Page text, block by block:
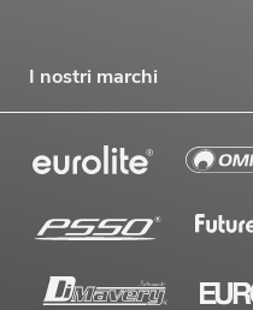
I nostri marchi